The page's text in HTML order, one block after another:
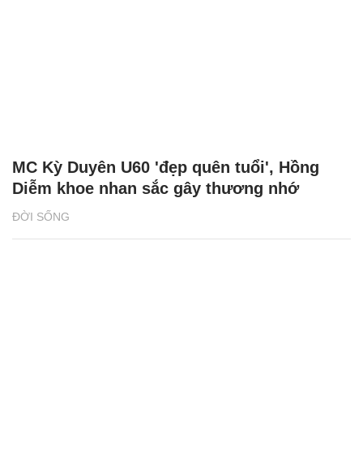
ĐỜI SỐNG
MC Kỳ Duyên U60 'đẹp quên tuổi', Hồng
Diễm khoe nhan sắc gây thương nhớ